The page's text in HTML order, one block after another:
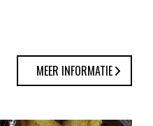
MEER INFORMATIE